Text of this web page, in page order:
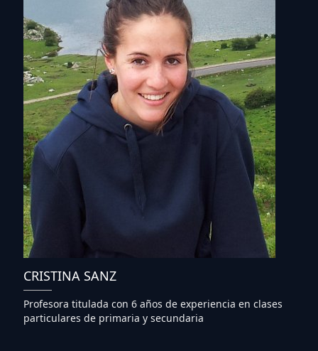
CRISTINA SANZ
Profesora titulada con 6 años de experiencia en clases
particulares de primaria y secundaria